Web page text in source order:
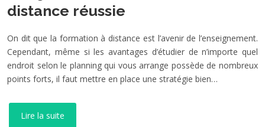
distance réussie
On dit que la formation à distance est l’avenir de l’enseignement.
Cependant, même si les avantages d’étudier de n’importe quel
endroit selon le planning qui vous arrange possède de nombreux
points forts, il faut mettre en place une stratégie bien…
Lire la suite